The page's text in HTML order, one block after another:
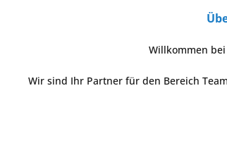
Willkommen
Wir sind Ihr Partner für den Bereich